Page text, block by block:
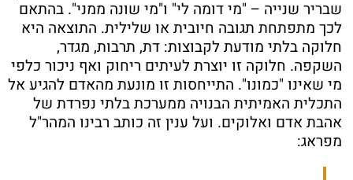
שבריר שנייה – "מי דומה לי" ו"מי שונה ממני". בהתאם
לכך מתפתחת תגובה חיובית או שלילית. התוצאה היא
חלוקה בלתי מודעת לקבוצות: דת, תרבות, מגדר,
השקפה. חלוקה זו יוצרת לעיתים ריחוק ואף ניכור כלפי
מי שאינו "כמונו". התייחסות זו מונעת מהאדם להגיע אל
התכלית האמיתית הבנויה ממערכת בלתי נפרדת של
אהבת אדם ואלוקים. ועל ענין זה כותב רבינו המהר"ל
מפראג: